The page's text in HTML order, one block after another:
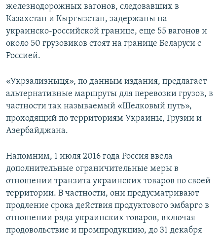
железнодорожных вагонов, следовавших в
Казахстан и Кыргызстан, задержаны на
украинско-российской границе, еще 55 вагонов и
около 50 грузовиков стоят на границе Беларуси с
Россией.
«Укрзализныця», по данным издания, предлагает
альтернативные маршруты для перевозки грузов, в
частности так называемый «Шелковый путь»,
проходящий по территориям Украины, Грузии и
Азербайджана.
Напомним, 1 июля 2016 года Россия ввела
дополнительные ограничительные меры в
отношении транзита украинских товаров по своей
территории. В частности, они предусматривают
продление срока действия продуктового эмбарго в
отношении ряда украинских товаров, включая
продовольствие и промпродукцию, до 31 декабря